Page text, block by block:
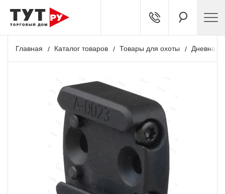
Главная Каталог товаров Товары для охоты Дневная